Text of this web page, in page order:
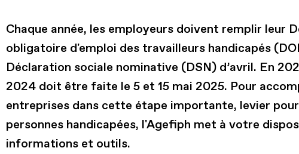
Chaque année, les employeurs doivent remplir leur
obligatoire d'emploi des travailleurs handicapés
Déclaration sociale nominative (DSN) d’avril. En
2024 doit être faite le 5 et 15 mai 2025. Pour
entreprises dans cette étape importante, levier
personnes handicapées, l'Agefiph met à votre
informations et outils.